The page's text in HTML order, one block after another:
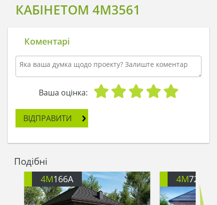
КАБІНЕТОМ 4M3561
Коментарі
Ваша оцінка:
ВІДПРАВИТИ
Подібні
4M166A 4M722